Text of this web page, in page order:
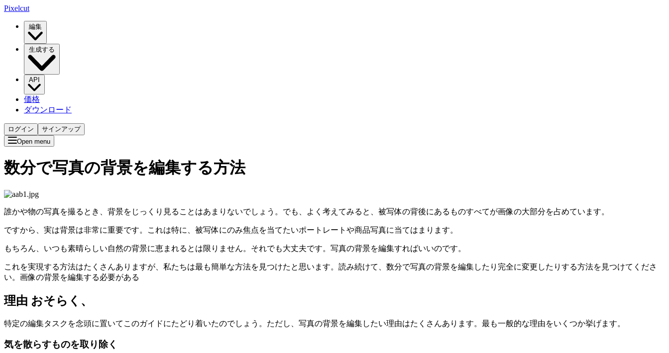
Pixelcut
編集
生成する
API
価格
ダウンロード
ログイン
サインアップ
Open menu
数分で写真の背景を編集する方法
誰かや物の写真を撮るとき、背景をじっくり見ることはあまりないでしょう。でも、よく考えてみると、被写体の背後にあるものすべてが画像の大部分を占めています。
ですから、実は背景は非常に重要です。これは特に、被写体にのみ焦点を当てたいポートレートや商品写真に当てはまります。
もちろん、いつも素晴らしい自然の背景に恵まれるとは限りません。それでも大丈夫です。写真の背景を編集すればいいのです。
これを実現する方法はたくさんありますが、私たちは最も簡単な方法を見つけたと思います。読み続けて、数分で写真の背景を編集したり完全に変更したりする方法を見つけてくださ
い。画像の背景を編集する必要がある
理由 おそらく、
特定の編集タスクを念頭に置いてこのガイドにたどり着いたのでしょう。ただし、写真の背景を編集したい理由はたくさんあります。最も一般的な理由をいくつか挙げます。
気を散らすものを取り除く